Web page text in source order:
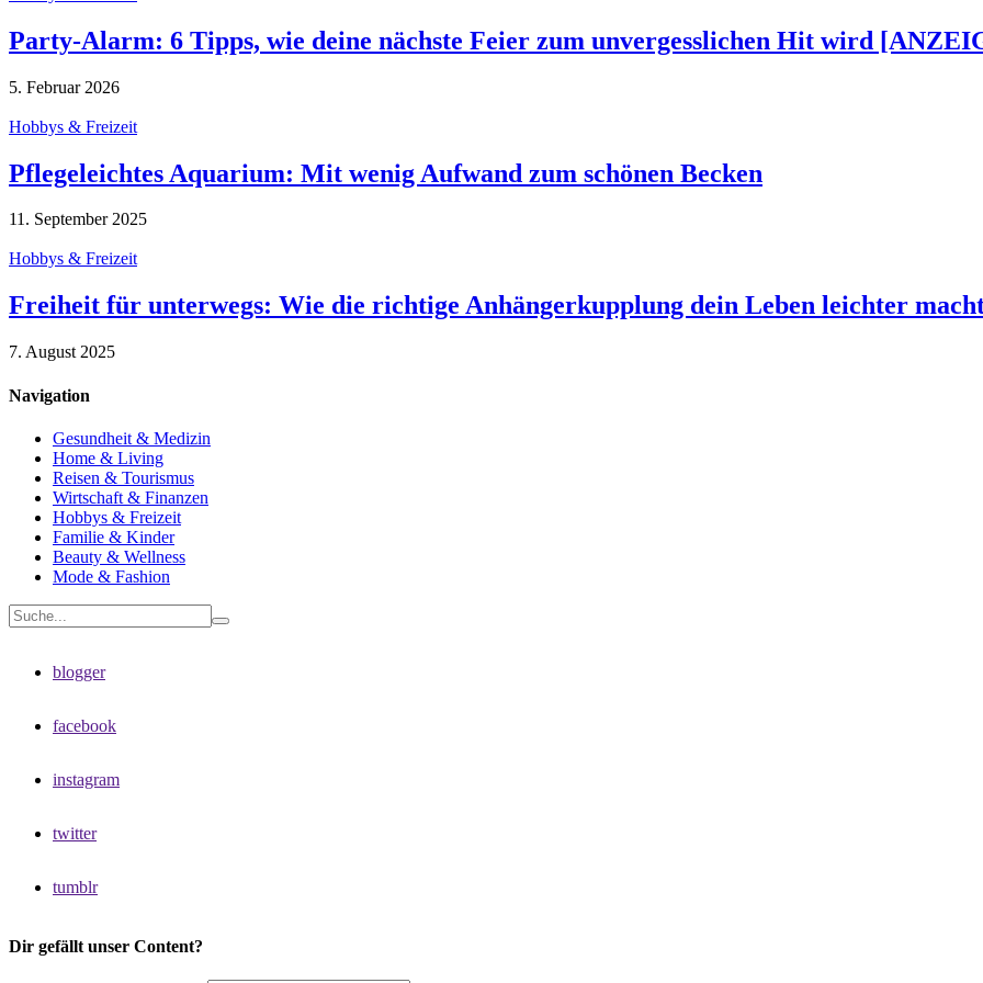
Party-Alarm: 6 Tipps, wie deine nächste Feier zum unvergesslichen Hit wird
5. Februar 2026
Hobbys & Freizeit
Pflegeleichtes Aquarium: Mit wenig Aufwand zum schönen Becken
11. September 2025
Hobbys & Freizeit
Freiheit für unterwegs: Wie die richtige Anhängerkupplung dein Leben leichter
7. August 2025
Navigation
Gesundheit & Medizin
Home & Living
Reisen & Tourismus
Wirtschaft & Finanzen
Hobbys & Freizeit
Familie & Kinder
Beauty & Wellness
Mode & Fashion
blogger
facebook
instagram
twitter
tumblr
Dir gefällt unser Content?